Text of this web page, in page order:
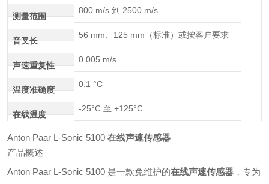
测量范围
800 m/s 到 2500 m/s
音叉长
56 mm、125 mm（标准）或按客户要求
声速重复性
0.005 m/s
温度准确度
0.1 °C
在线温度
-25°C 至 +125°C
Anton Paar L-Sonic 5100 在线声速传感器
产品概述
Anton Paar L-Sonic 5100 是一款免维护的在线声速传感器 ，专为